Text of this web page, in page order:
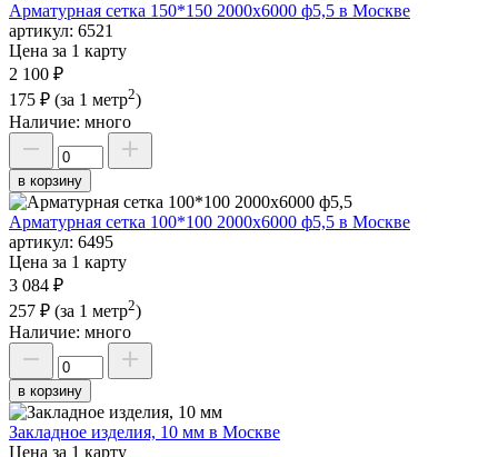
Арматурная сетка 150*150 2000х6000 ф5,5 в Москве
артикул: 6521
Цена за 1 карту
2 100 ₽
175 ₽ (за 1 метр2)
Наличие: много
в корзину
Арматурная сетка 100*100 2000х6000 ф5,5 в Москве
артикул: 6495
Цена за 1 карту
3 084 ₽
257 ₽ (за 1 метр2)
Наличие: много
в корзину
Закладное изделия, 10 мм в Москве
Цена за 1 карту